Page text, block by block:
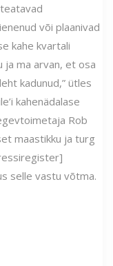
või plaanivad
kahe kvartali
ja ma arvan, et osa
kadunud,” ütles
kahenädalase
Rob
maastikku ja turg
selle vastu võtma.